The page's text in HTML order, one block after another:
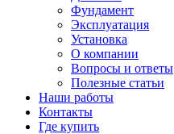
Фундамент
Эксплуатация
Установка
О компании
Вопросы и ответы
Полезные статьи
Наши работы
Контакты
Где купить